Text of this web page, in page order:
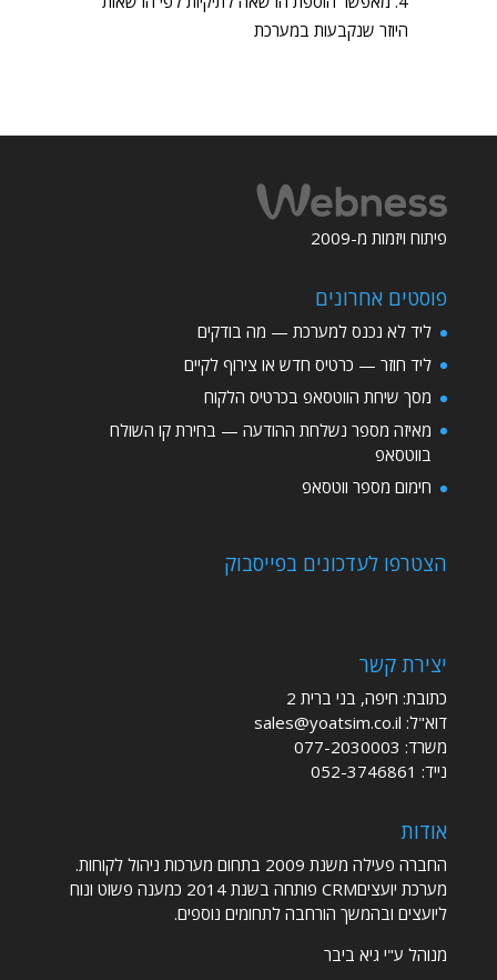
היוזר שנקבעות במערכת
פיתוח ויזמות מ-2009
פוסטים אחרונים
ליד לא נכנס למערכת — מה בודקים
ליד חוזר — כרטיס חדש או צירוף לקיים
מסך שיחת הווטסאפ בכרטיס הלקוח
מאיזה מספר נשלחת ההודעה — בחירת קו השולח
בווטסאפ
חימום מספר ווטסאפ
הצטרפו לעדכונים בפייסבוק
יצירת קשר
כתובת: חיפה, בני ברית 2
דוא"ל: sales@yoatsim.co.il
משרד: 077-2030003
נייד: 052-3746861
אודות
החברה פעילה משנת 2009 בתחום מערכות ניהול לקוחות.
מערכת יועציםCRM פותחה בשנת 2014 כמענה פשוט ונוח
ליועצים ובהמשך הורחבה לתחומים נוספים.
מנוהל ע"י גיא ביבר